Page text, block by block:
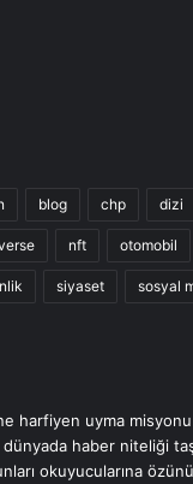
blog chp dizi
nft otomobil
siyaset sosyal
harfiyen uyma misyonu
haber niteliği
okuyucularına